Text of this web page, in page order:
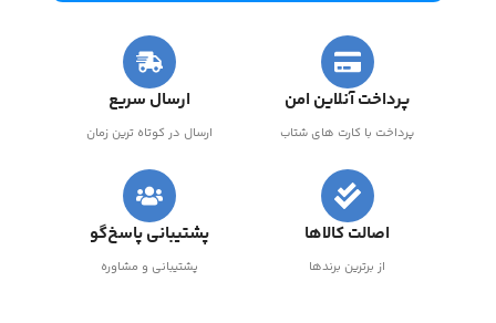
پرداخت آنلاین امن
پرداخت با کارت های شتاب
ارسال سریع
ارسال در کوتاه ترین زمان
اصالت کالاها
از برترین برندها
پشتیبانی پاسخ‌گو
پشتیبانی و مشاوره